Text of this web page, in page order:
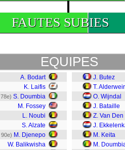
FAUTES SUBIES
EQUIPES
A. Bodart
K. Laifis
, 78e) S. Doumbia
M. Fossey
L. Noubi
S. Alzate
, 90e) M. Djenepo
W. Balikwisha
J. Butez
T.
O. Wijndal
J. Bataille
Z. Van
J.
M. Keita
M.